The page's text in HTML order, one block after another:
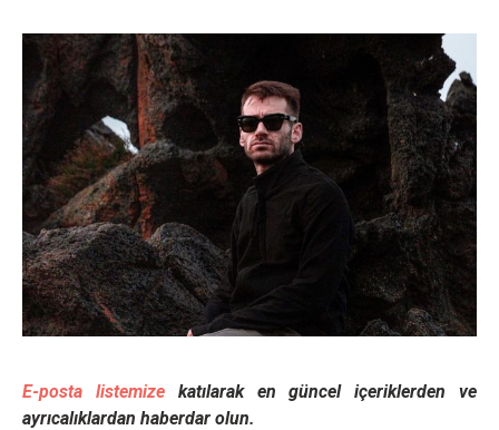
E-posta listemizekatılarak en güncel içeriklerden ve
ayrıcalıklardan haberdar olun.